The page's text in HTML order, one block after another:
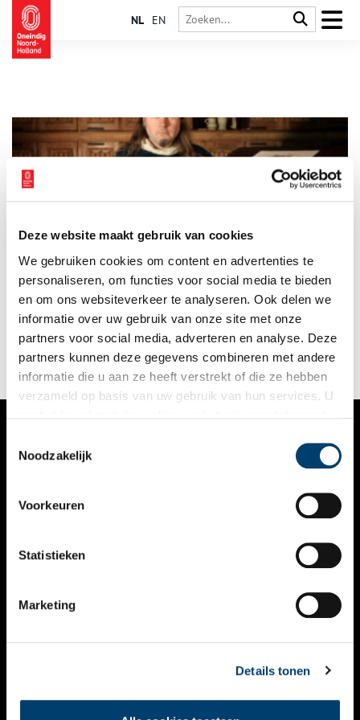
Deze website maakt gebruik van cookies
We gebruiken cookies om content en advertenties te
personaliseren, om functies voor social media te bieden
en om ons websiteverkeer te analyseren. Ook delen we
informatie over uw gebruik van onze site met onze
partners voor social media, adverteren en analyse. Deze
partners kunnen deze gegevens combineren met andere
informatie die u aan ze heeft verstrekt of die ze hebben
verzameld op basis van uw gebruik van hun services. U
Noodzakelijk
Voorkeuren
Statistieken
Marketing
Details tonen
NL EN
Wie denkt dat de middeleeuwen een donkere en vieze tijd
waren, waarin je met een verkoudheidje al ten dode
opgeschreven was, heeft het goed mis. Middeleeuwers hadden
zo hun eigen ideeën over gezondheid, ziekte en genezing. Ze
dichtten geneeskrachtige eigenschappen toe aan kruiden,
parfums en aderlatingen, maar kenden ook al ‘moderne’
maatregelen zoals quarantaine.
VERHALEN
KALENDER
THEMA’S
VIDEO’S
CONTACT